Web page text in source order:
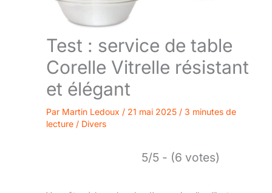
Test : service de table
Corelle Vitrelle résistant
et élégant
Par Martin Ledoux / 21 mai 2025 / 3 minutes de
lecture / Divers
5/5 - (6 votes)